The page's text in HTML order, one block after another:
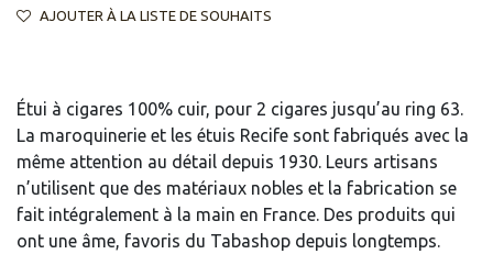
AJOUTER À LA LISTE DE SOUHAITS
Étui à cigares 100% cuir, pour 2 cigares jusqu’au ring 63.
La maroquinerie et les étuis Recife sont fabriqués avec la
même attention au détail depuis 1930. Leurs artisans
n’utilisent que des matériaux nobles et la fabrication se
fait intégralement à la main en France. Des produits qui
ont une âme, favoris du Tabashop depuis longtemps.